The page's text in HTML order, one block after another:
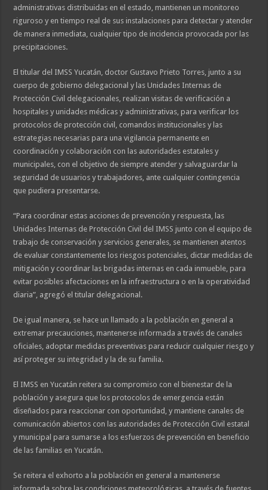
administrativas distribuidas en el estado, mantienen un monitoreo
riguroso y en tiempo real de sus instalaciones para detectar y atender
de manera inmediata, cualquier tipo de incidencia provocada por las
precipitaciones.
El titular del IMSS Yucatán, doctor Gustavo Prieto Torres, junto a su
cuerpo de gobierno delegacional y las Unidades Internas de
Protección Civil delegacionales, realizan visitas de verificación a
hospitales y unidades médicas y administrativas, para verificar los
protocolos de protección civil, comandos institucionales y las
estrategias necesarias para una vigilancia permanente en
coordinación y colaboración con las autoridades estatales y
municipales, con el objetivo de siempre atender y salvaguardar la
seguridad de usuarios y trabajadores, ante cualquier contingencia
que pudiera presentarse.
“Para coordinar estas acciones de prevención y respuesta, las
Unidades Internas de Protección Civil del IMSS junto con el equipo de
trabajo de conservación y servicios generales, se mantienen atentos
de evaluar constantemente los riesgos potenciales, dictar medidas de
mitigación y coordinar las brigadas internas en cada inmueble, para
evitar posibles afectaciones en la infraestructura o en la operatividad
diaria”, agregó el titular delegacional.
De igual manera, se hace un llamado a la población en general a
extremar precauciones, mantenerse informada a través de canales
oficiales, adoptar medidas preventivas para reducir cualquier riesgo y
así proteger su integridad y la de su familia.
El IMSS en Yucatán reitera su compromiso con el bienestar de la
población y asegura que los protocolos de emergencia están
diseñados para reaccionar con oportunidad, y mantiene canales de
comunicación abiertos con las autoridades de Protección Civil estatal
y municipal para sumarse a los esfuerzos de prevención en beneficio
de las familias en Yucatán.
Se reitera el exhorto a la población en general a mantenerse